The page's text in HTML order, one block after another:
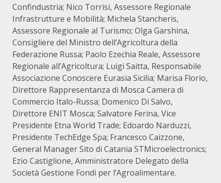
Confindustria; Nico Torrisi, Assessore Regionale
Infrastrutture e Mobilità; Michela Stancheris,
Assessore Regionale al Turismo; Olga Garshina,
Consigliere del Ministro dell’Agricoltura della
Federazione Russa; Paolo Ezechia Reale, Assessore
Regionale all’Agricoltura; Luigi Saitta, Responsabile
Associazione Conoscere Eurasia Sicilia; Marisa Florio,
Direttore Rappresentanza di Mosca Camera di
Commercio Italo-Russa; Domenico Di Salvo,
Direttore ENIT Mosca; Salvatore Ferina, Vice
Presidente Etna World Trade; Edoardo Narduzzi,
Presidente TechEdge Spa; Francesco Caizzone,
General Manager Sito di Catania STMicroelectronics;
Ezio Castiglione, Amministratore Delegato della
Società Gestione Fondi per l’Agroalimentare.